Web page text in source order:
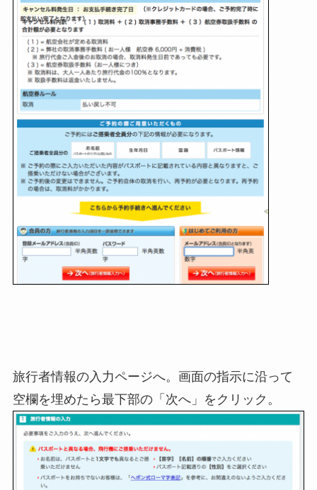
旅行者情報の入力ページへ。画面の指示に沿って
空欄を埋めたら最下部の「次へ」をクリック。